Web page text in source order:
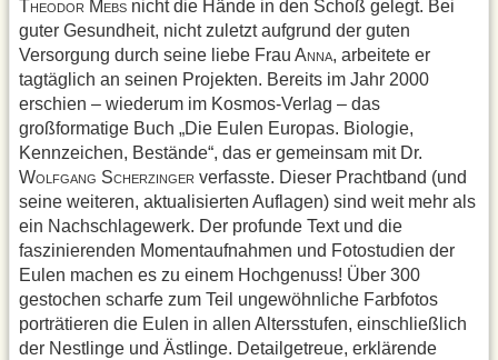
THEODOR M EBS nicht die Hände in den Schoß gelegt. Bei
guter Gesundheit, nicht zuletzt aufgrund der guten
Versorgung durch seine liebe Frau ANNA, arbeitete er
tagtäglich an seinen Projekten. Bereits im Jahr 2000
erschien – wiederum im Kosmos-Verlag – das
großformatige Buch „Die Eulen Europas. Biologie,
Kennzeichen, Bestände“, das er gemeinsam mit Dr.
WOLFGANG SCHERZINGER verfasste. Dieser Prachtband (und
seine weiteren, aktualisierten Auflagen) sind weit mehr als
ein Nachschlagewerk. Der profunde Text und die
faszinierenden Momentaufnahmen und Fotostudien der
Eulen machen es zu einem Hochgenuss! Über 300
gestochen scharfe zum Teil ungewöhnliche Farbfotos
porträtieren die Eulen in allen Altersstufen, einschließlich
der Nestlinge und Ästlinge. Detailgetreue, erklärende